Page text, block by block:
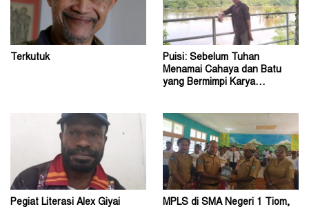
Terkutuk
Puisi: Sebelum Tuhan
Menamai Cahaya dan Batu
yang Bermimpi Karya
Pegiat Literasi Alex Giyai
MPLS di SMA Negeri 1 Tiom,